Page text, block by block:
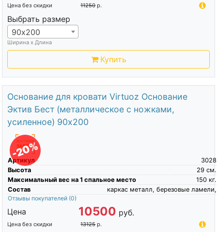
Цена без скидки 11250 р.
Выбрать размер
90х200
Ширина х Длина
Купить
Основание для кровати Virtuoz Основание
Эктив Бест (металлическое с ножками,
усиленное) 90х200
-20%
Артикул
3028
Высота
см.
29
Максимальный вес на 1 спальное место
кг.
150
Состав
каркас металл, березовые ламели,
Отзывы покупателей (0)
Цена 10500 руб.
Цена без скидки 13125 р.